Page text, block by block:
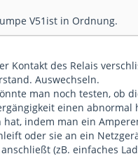
V51ist in Ordnung.
Kontakt des Relais
Auswechseln.
man noch testen, ob
einen abnormal
hat, indem man ein
oder sie an ein
(zB. einfaches